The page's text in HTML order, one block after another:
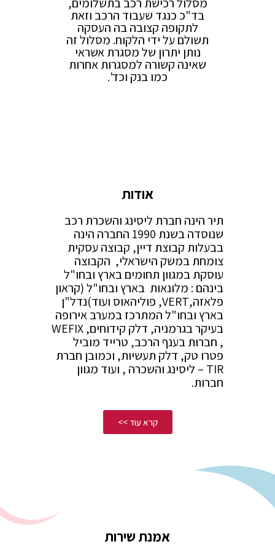
בד"כ כנגד שעבוד הרכב וזאת
לתקופה קצובה בה העסקה
תשולם על ידי הלקוח. מסלול זה
נותן יתרון של מסגרת אשראי
שאינה קשורה למסגרות אחרות
כמו בנק וכד'.
אודות
תיר הינה חברת ליסינג והשכרת רכב
שנוסדה בשנת 1990 החברה הינה
בבעלות קבוצת דיין, קבוצה עסקית
צומחת במשק הישראלי, הקבוצה
עוסקת במגוון תחומים בארץ ובחו"ל
בינהם : מלונאות בארץ ובחו"ל (קראון
פלאזה,VERT, פוליהאוס ועוד)נדל"ן
בארץ ובחו"ל המתרכז במערב אירופה
בעיקר בגרמניה, דלק קידוחים, WEFIX
, חברות בענף הרכב, טרייד מוביל
פטרו טק, דלק תעשיות, וכמובן חברת
TIR – ליסינג והשכרה , ועוד מגוון
חברות.
קרא עוד >>
אמנת שירות